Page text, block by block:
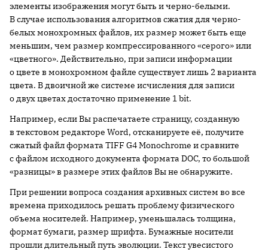
элементы изображения могут быть и черно-белыми.
В случае использования алгоритмов сжатия для черно-
белых монохромных файлов, их размер может быть еще
меньшим, чем размер компрессированного «серого» или
«цветного». Действительно, при записи информации
о цвете в монохромном файле существует лишь 2 варианта
цвета. В двоичной же системе исчисления для записи
о двух цветах достаточно применение 1 bit.
Например, если Вы распечатаете страницу, созданную
в текстовом редакторе Word, отсканируете её, получите
сжатый файл формата TIFF G4 Monochrome и сравните
с файлом исходного документа формата DOC, то большой
«разницы» в размере этих файлов Вы не обнаружите.
При решении вопроса создания архивных систем во все
времена приходилось решать проблему физического
объема носителей. Например, уменьшалась толщина,
формат бумаги, размер шрифта. Бумажные носители
прошли длительный путь эволюции. Текст увесистого